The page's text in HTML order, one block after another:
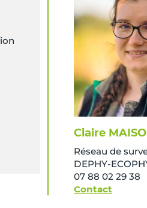
Claire
Réseau de
DEPHY-
07 88 02 29 38
Contact